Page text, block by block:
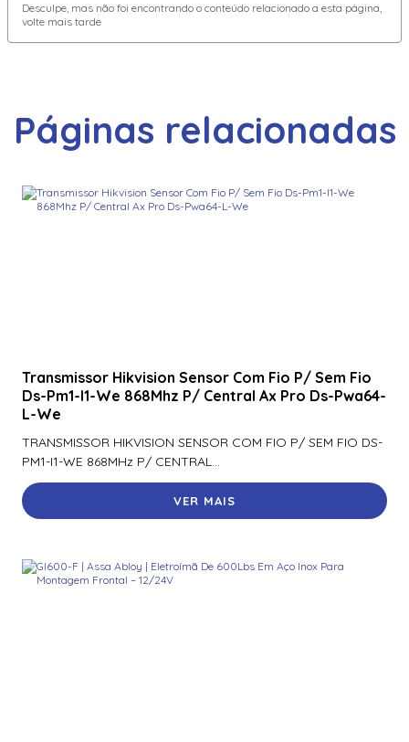
Desculpe, mas não foi encontrando o conteúdo relacionado a esta página,
volte mais tarde
Páginas relacionadas
Transmissor Hikvision Sensor Com Fio P/ Sem Fio
Ds-Pm1-I1-We 868Mhz P/ Central Ax Pro Ds-Pwa64-
L-We
TRANSMISSOR HIKVISION SENSOR COM FIO P/ SEM FIO DS-
PM1-I1-WE 868MHz P/ CENTRAL...
VER MAIS